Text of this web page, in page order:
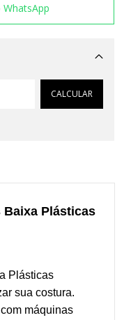
Alterar CEP
CALCULAR
Baixa Plásticas
Plásticas
sua costura.
máquinas